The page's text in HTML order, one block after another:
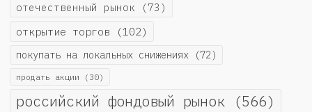
отечественный рынок (73)
открытие торгов (102)
покупать на локальных снижениях (72)
продать акции (30)
российский фондовый рынок (566)